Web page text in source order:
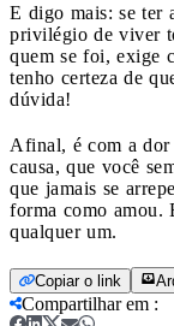
E digo mais: se ter
privilégio de viver
quem se foi, exige
tenho certeza de
dúvida!
Afinal, é com a dor
causa, que você
que jamais se
forma como amou.
qualquer um.
Copiar o link
Compartilhar em :